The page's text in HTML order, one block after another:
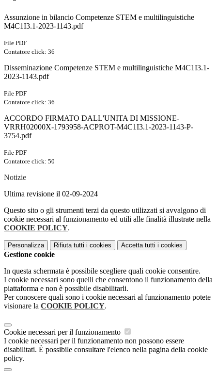
Assunzione in bilancio Competenze STEM e multilinguistiche
M4C1I3.1-2023-1143.pdf
File PDF
Contatore click: 36
Disseminazione Competenze STEM e multilinguistiche M4C1I3.1-
2023-1143.pdf
File PDF
Contatore click: 36
ACCORDO FIRMATO DALL'UNITA DI MISSIONE-
VRRH02000X-1793958-ACPROT-M4C1I3.1-2023-1143-P-
3754.pdf
File PDF
Contatore click: 50
Notizie
Ultima revisione il 02-09-2024
Questo sito o gli strumenti terzi da questo utilizzati si avvalgono di
cookie necessari al funzionamento ed utili alle finalità illustrate nella
COOKIE POLICY.
Personalizza Rifiuta tutti i cookies Accetta tutti i cookies
Gestione cookie
In questa schermata è possibile scegliere quali cookie consentire.
I cookie necessari sono quelli che consentono il funzionamento della
piattaforma e non è possibile disabilitarli.
Per conoscere quali sono i cookie necessari al funzionamento potete
visionare la COOKIE POLICY.
Cookie necessari per il funzionamento
I cookie necessari per il funzionamento non possono essere
disabilitati. È possibile consultare l'elenco nella pagina della cookie
policy.